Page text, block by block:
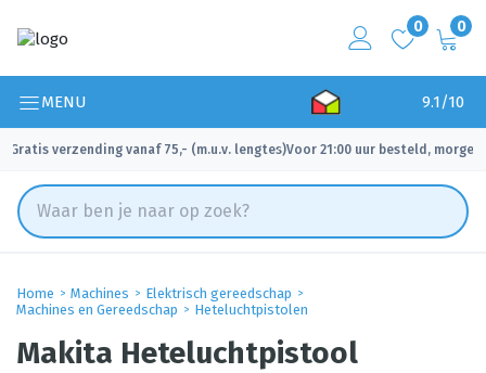
0 0
MENU 9.1/10
Gratis verzending vanaf 75,- (m.u.v. lengtes)
✓ Voor 21:00 uur besteld, morgen
Home Machines
Elektrisch gereedschap
Machines en Gereedschap
Heteluchtpistolen
Makita Heteluchtpistool